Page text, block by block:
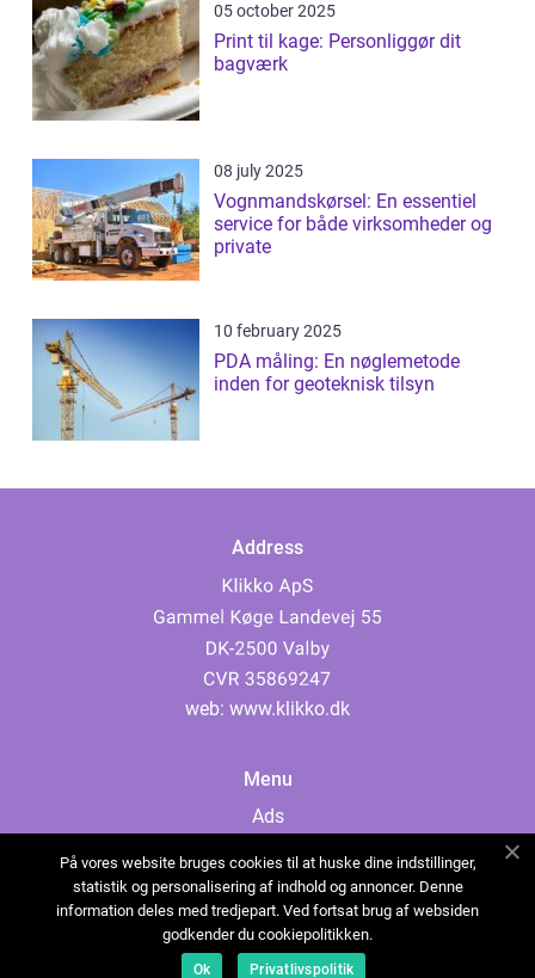
05 october 2025
Print til kage: Personliggør dit
bagværk
08 july 2025
Vognmandskørsel: En essentiel
service for både virksomheder og
private
10 february 2025
PDA måling: En nøglemetode
inden for geoteknisk tilsyn
Address
web: www.klikko.dk
Menu
Ads
Cookies
Contact
Sitemap
På vores website bruges cookies til at huske dine indstillinger,
statistik og personalisering af indhold og annoncer. Denne
information deles med tredjepart. Ved fortsat brug af websiden
godkender du cookiepolitikken.
Ok Privatlivspolitik